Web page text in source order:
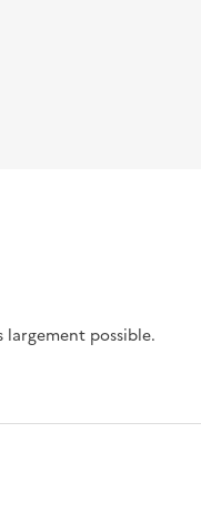
possible.